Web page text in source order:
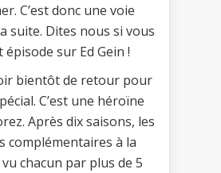
C’est donc une voie
suite. Dites nous si vous
épisode sur Ed Gein !
bientôt de retour pour
C’est une héroïne
Après dix saisons, les
complémentaires à la
chacun par plus de 5